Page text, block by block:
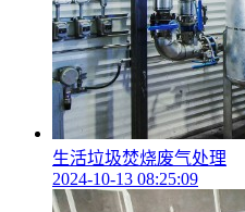
生活垃圾焚烧废气处理
2024-10-13 08:25:09